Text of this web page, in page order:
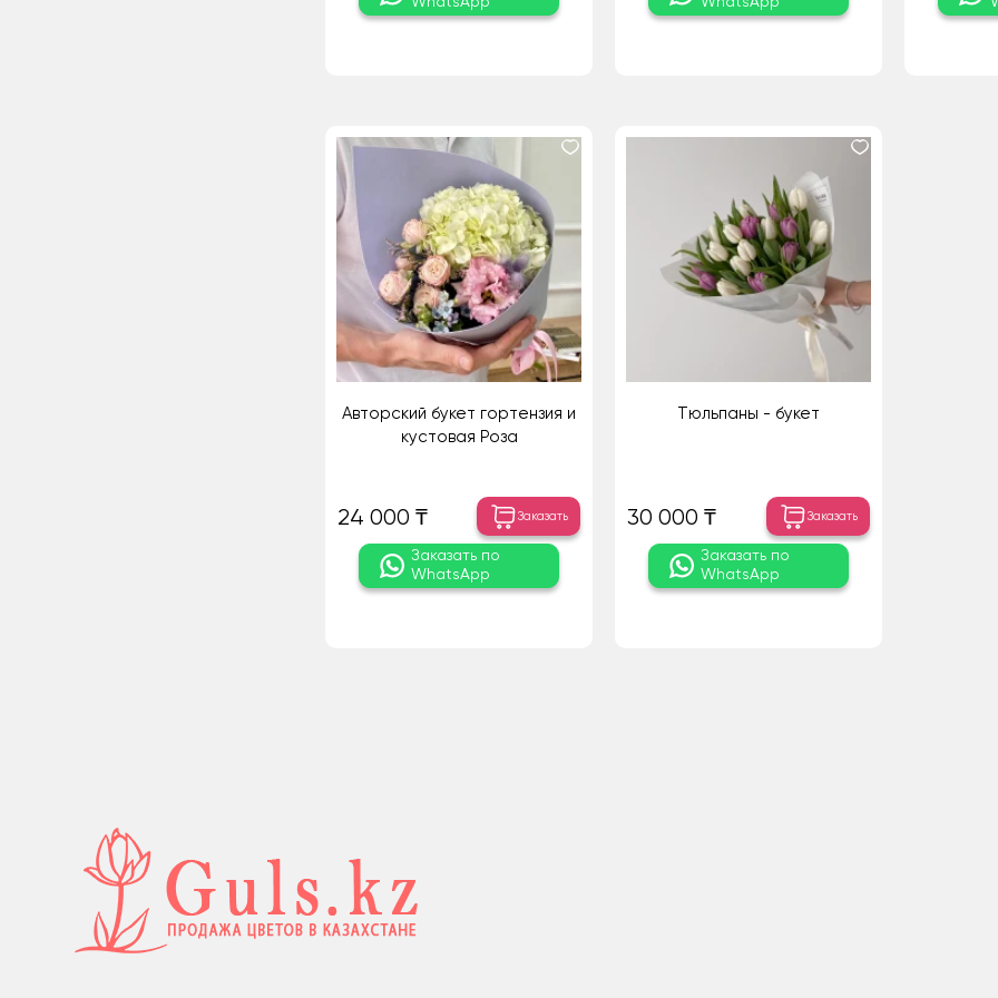
Авторский букет гортензия и
кустовая Роза
24 000 ₸ Заказать
Заказать по
WhatsApp
Тюльпаны - букет
30 000 ₸ Заказать
Заказать по
WhatsApp